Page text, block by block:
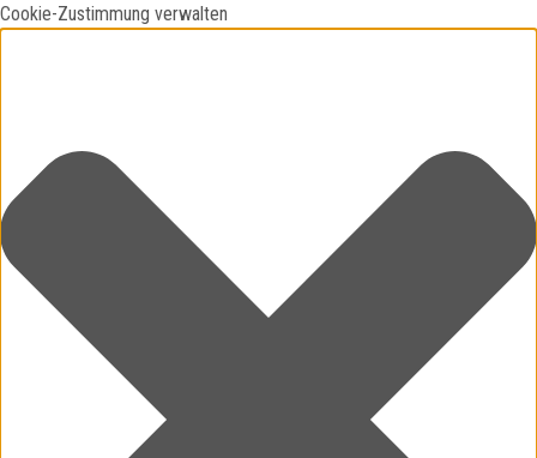
Cookie-Zustimmung verwalten